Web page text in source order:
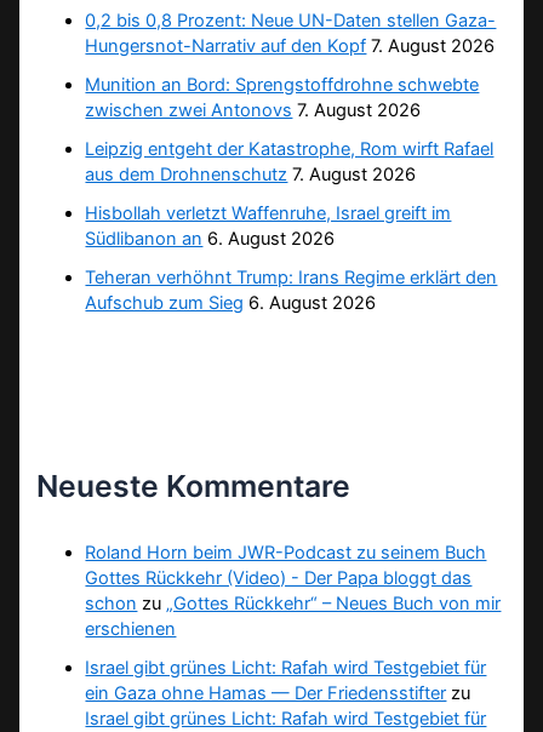
0,2 bis 0,8 Prozent: Neue UN-Daten stellen Gaza-
Hungersnot-Narrativ auf den Kopf 7. August 2026
Munition an Bord: Sprengstoffdrohne schwebte
zwischen zwei Antonovs 7. August 2026
Leipzig entgeht der Katastrophe, Rom wirft Rafael
aus dem Drohnenschutz 7. August 2026
Hisbollah verletzt Waffenruhe, Israel greift im
Südlibanon an 6. August 2026
Teheran verhöhnt Trump: Irans Regime erklärt den
Aufschub zum Sieg 6. August 2026
Neueste Kommentare
Roland Horn beim JWR-Podcast zu seinem Buch
Gottes Rückkehr (Video) - Der Papa bloggt das
schon zu „Gottes Rückkehr“ – Neues Buch von mir
erschienen
Israel gibt grünes Licht: Rafah wird Testgebiet für
ein Gaza ohne Hamas — Der Friedensstifter zu
Israel gibt grünes Licht: Rafah wird Testgebiet für